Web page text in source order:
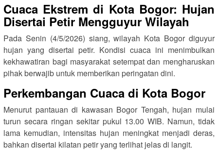
Cuaca Ekstrem di Kota Bogor: Hujan
Disertai Petir Mengguyur Wilayah
Pada Senin (4/5/2026) siang, wilayah Kota Bogor diguyur
hujan yang disertai petir. Kondisi cuaca ini menimbulkan
kekhawatiran bagi masyarakat setempat dan mengharuskan
pihak berwajib untuk memberikan peringatan dini.
Perkembangan Cuaca di Kota Bogor
Menurut pantauan di kawasan Bogor Tengah, hujan mulai
turun secara ringan sekitar pukul 13.00 WIB. Namun, tidak
lama kemudian, intensitas hujan meningkat menjadi deras,
bahkan disertai kilatan petir yang terlihat jelas di langit.